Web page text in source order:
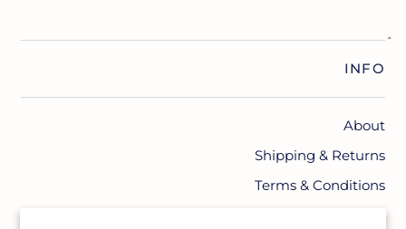
INFO
About
Shipping & Returns
Terms & Conditions